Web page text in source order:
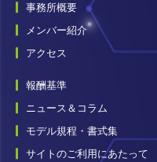
事務所概要
メンバー紹介
アクセス
報酬基準
ニュース＆コラム
モデル規程・書式集
サイトのご利用にあたって